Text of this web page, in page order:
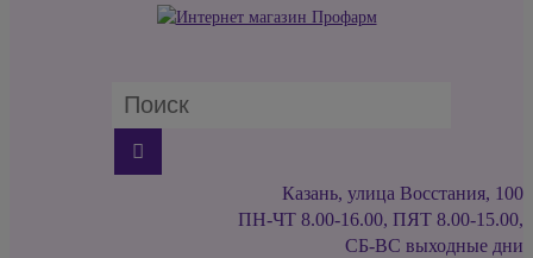
Казань, улица Восстания, 100
ПН-ЧТ 8.00-16.00, ПЯТ 8.00-15.00,
СБ-ВС выходные дни